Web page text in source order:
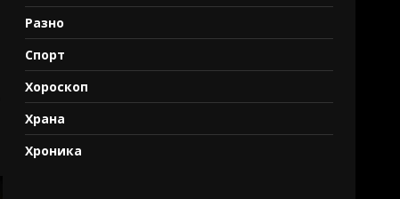
Разно
Спорт
Хороскоп
Храна
Хроника